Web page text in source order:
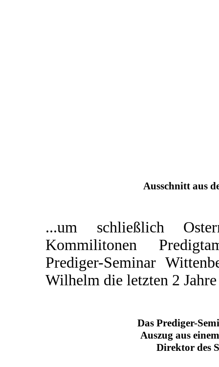
Ausschnitt aus
...um schließlich
Kommilitonen
Prediger-Seminar
Wilhelm die letzten 2
Das Prediger-
Auszug aus
Direktor des